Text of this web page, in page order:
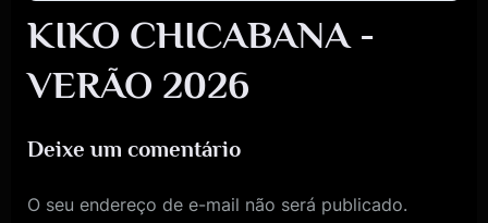
KIKO CHICABANA -
VERÃO 2026
Deixe um comentário
O seu endereço de e-mail não será publicado.